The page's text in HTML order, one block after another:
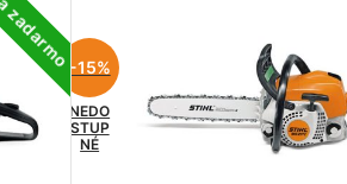
-15%
NEDO
STUP
NÉ